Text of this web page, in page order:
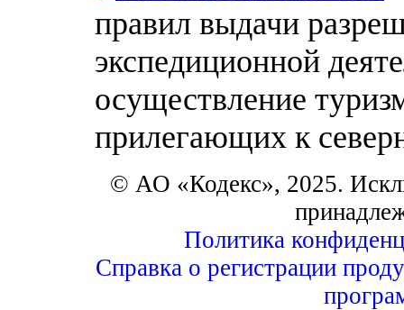
правил выдачи
экспедиционной
осуществление
прилегающих к
© АО «Кодекс», 2025.
Политика
Справка о регистрации